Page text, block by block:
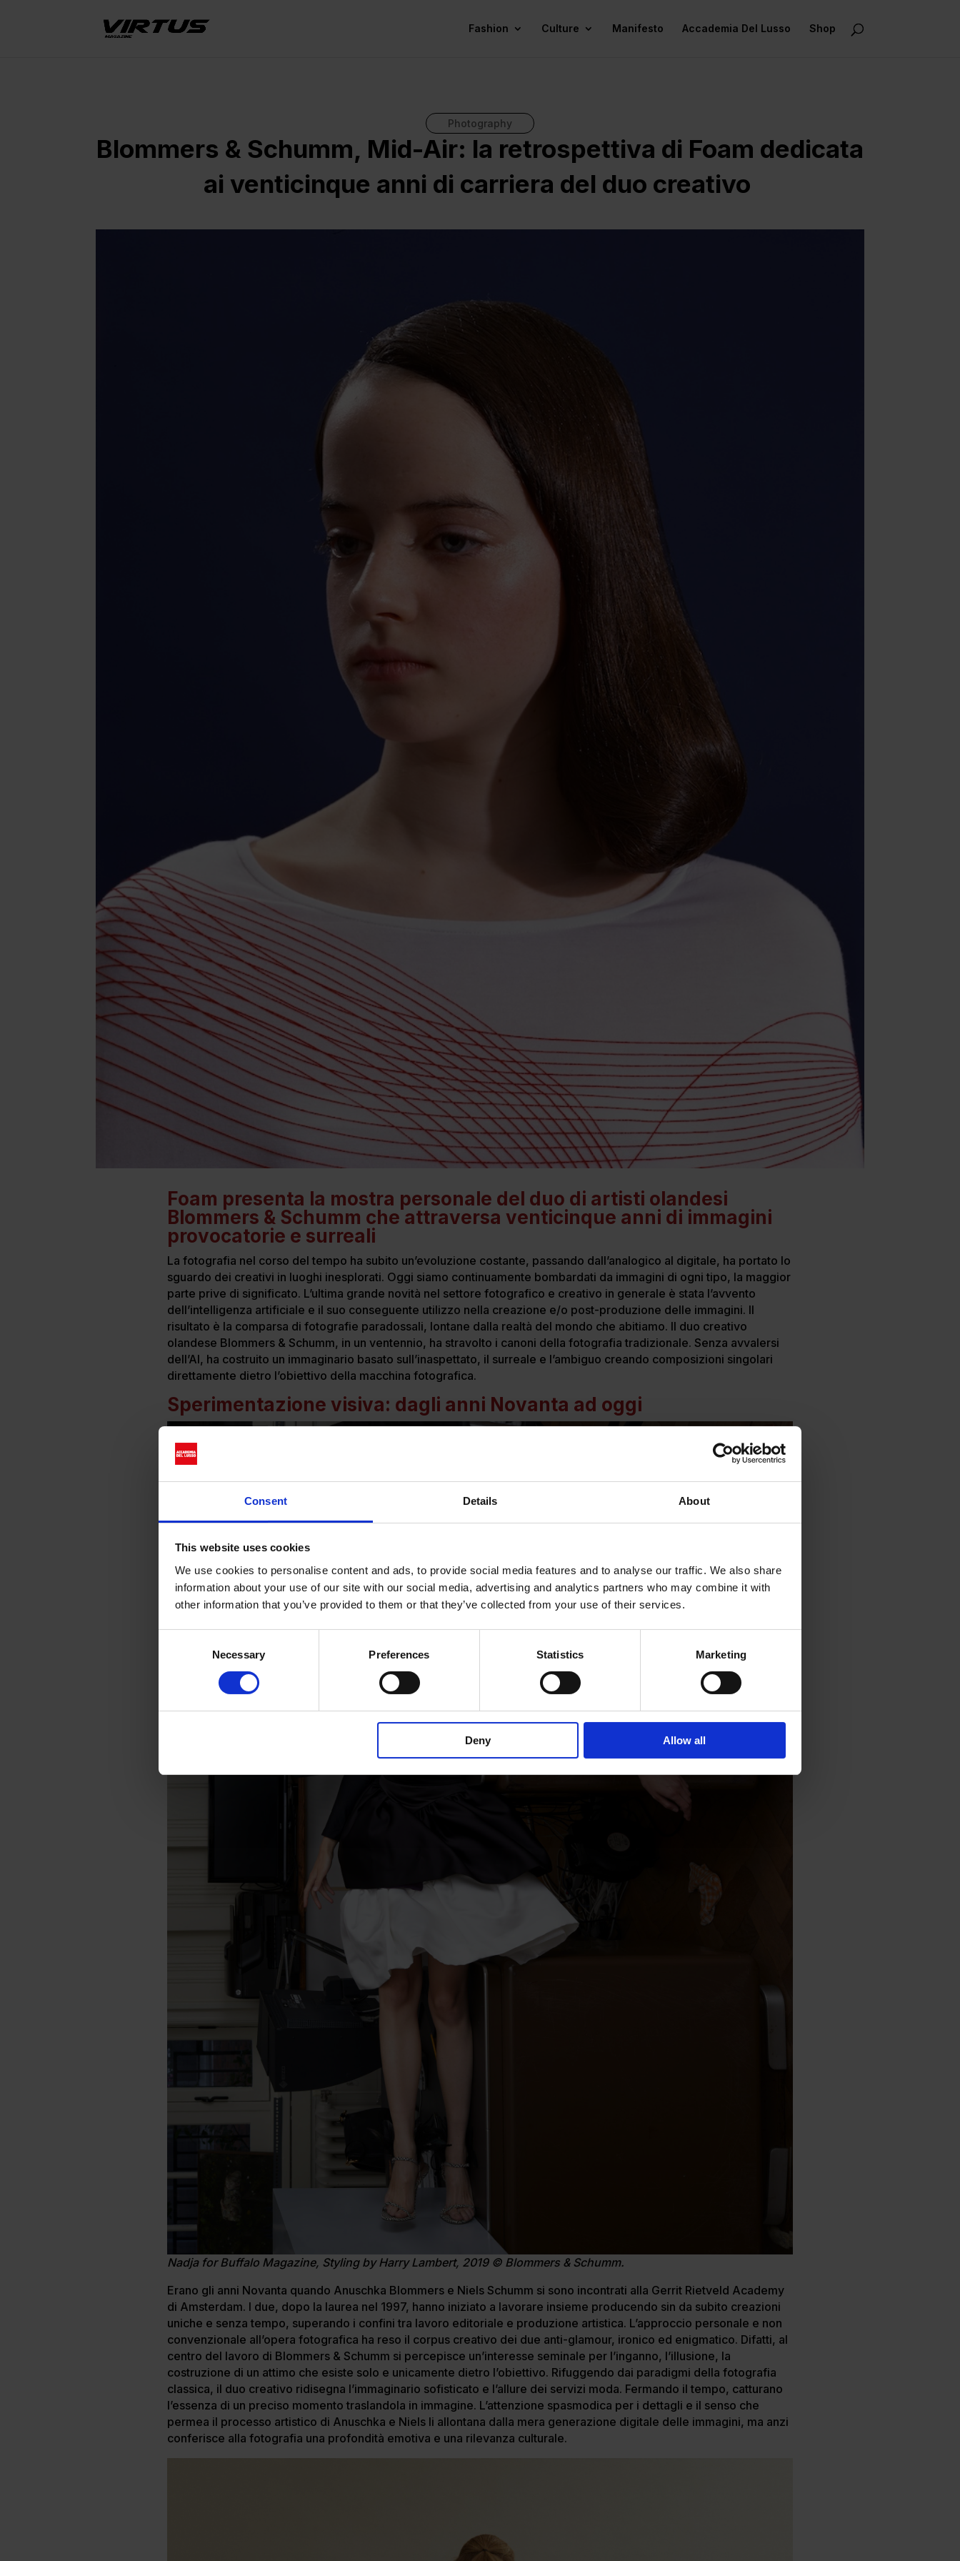
Consent Details About
This website uses cookies
We use cookies to personalise content and ads, to provide social media features and to analyse our traffic. We also share
information about your use of our site with our social media, advertising and analytics partners who may combine it with
other information that you’ve provided to them or that they’ve collected from your use of their services.
Necessary Preferences Statistics Marketing
Deny Allow all
Fashion Culture Manifesto Accademia Del Lusso Shop
Photography
Blommers & Schumm, Mid-Air: la retrospettiva di Foam dedicata
ai venticinque anni di carriera del duo creativo
Foam presenta la mostra personale del duo di artisti olandesi
Blommers & Schumm che attraversa venticinque anni di immagini
provocatorie e surreali
La fotografia nel corso del tempo ha subito un’evoluzione costante, passando dall’analogico al digitale, ha portato lo
sguardo dei creativi in luoghi inesplorati. Oggi siamo continuamente bombardati da immagini di ogni tipo, la maggior
parte prive di significato. L’ultima grande novità nel settore fotografico e creativo in generale è stata l’avvento
dell’intelligenza artificiale e il suo conseguente utilizzo nella creazione e/o post-produzione delle immagini. Il
risultato è la comparsa di fotografie paradossali, lontane dalla realtà del mondo che abitiamo. Il duo creativo
olandese Blommers & Schumm, in un ventennio, ha stravolto i canoni della fotografia tradizionale. Senza avvalersi
dell’AI, ha costruito un immaginario basato sull’inaspettato, il surreale e l’ambiguo creando composizioni singolari
direttamente dietro l’obiettivo della macchina fotografica.
Sperimentazione visiva: dagli anni Novanta ad oggi
Nadja for Buffalo Magazine, Styling by Harry Lambert, 2019 © Blommers & Schumm.
Erano gli anni Novanta quando Anuschka Blommers e Niels Schumm si sono incontrati alla Gerrit Rietveld Academy
di Amsterdam. I due, dopo la laurea nel 1997, hanno iniziato a lavorare insieme producendo sin da subito creazioni
uniche e senza tempo, superando i confini tra lavoro editoriale e produzione artistica. L’approccio personale e non
convenzionale all’opera fotografica ha reso il corpus creativo dei due anti-glamour, ironico ed enigmatico. Difatti, al
centro del lavoro di Blommers & Schumm si percepisce un’interesse seminale per l’inganno, l’illusione, la
costruzione di un attimo che esiste solo e unicamente dietro l’obiettivo. Rifuggendo dai paradigmi della fotografia
classica, il duo creativo ridisegna l’immaginario sofisticato e l’allure dei servizi moda. Fermando il tempo, catturano
l’essenza di un preciso momento traslandola in immagine. L’attenzione spasmodica per i dettagli e il senso che
permea il processo artistico di Anuschka e Niels li allontana dalla mera generazione digitale delle immagini, ma anzi
conferisce alla fotografia una profondità emotiva e una rilevanza culturale.